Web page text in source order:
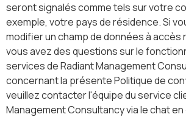
seront signalés comme tels sur votre
exemple, votre pays de résidence. Si
modifier un champ de données à accès
vous avez des questions sur le
services de Radiant Management
concernant la présente Politique de
veuillez contacter l'équipe du service
Management Consultancy via le chat